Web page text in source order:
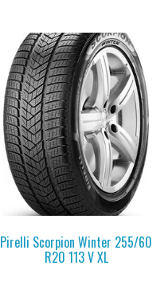
Pirelli Scorpion Winter 255/60
R20 113 V XL